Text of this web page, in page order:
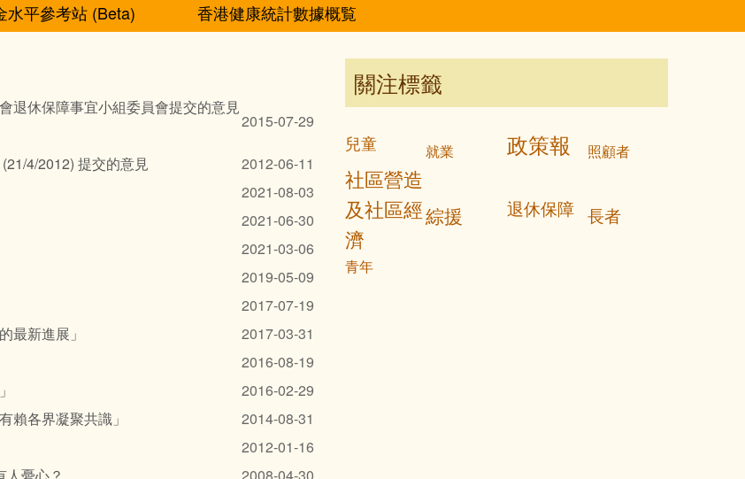
水平參考站 (Beta)
香港健康統計數據概覧
退休保障事宜小組委員會提交的意見
2015-07-29
4/2012) 提交的意見
2012-06-11
2021-08-03
2021-06-30
2021-03-06
2019-05-09
2017-07-19
最新進展」
2017-03-31
2016-08-19
2016-02-29
各界凝聚共識」
2014-08-31
2012-01-16
關注標籤
兒童 就業 政策報 照顧者
社區營造
及社區經
濟
綜援 退休保障 長者
青年